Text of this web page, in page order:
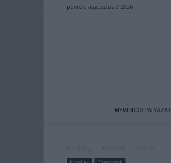
péntek, augusztus 7, 2026
MYMIRROR PÁLYÁZAT